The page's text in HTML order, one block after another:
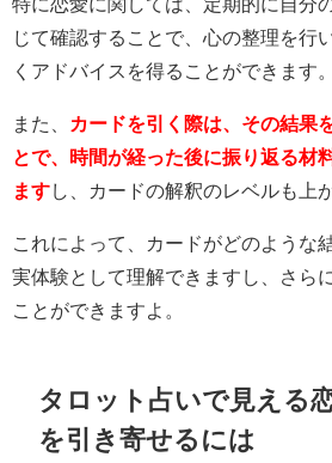
じて確認することで、心の整理を行
くアドバイスを得ることができます。
また、
カードを引く際は、その結果
とで、時間が経った後に振り返る材
ますし、カードの解釈のレベルも上
これによって、カードがどのような
実体験として理解できますし、さら
ことができますよ。
タロット占いで見える
を引き寄せるには